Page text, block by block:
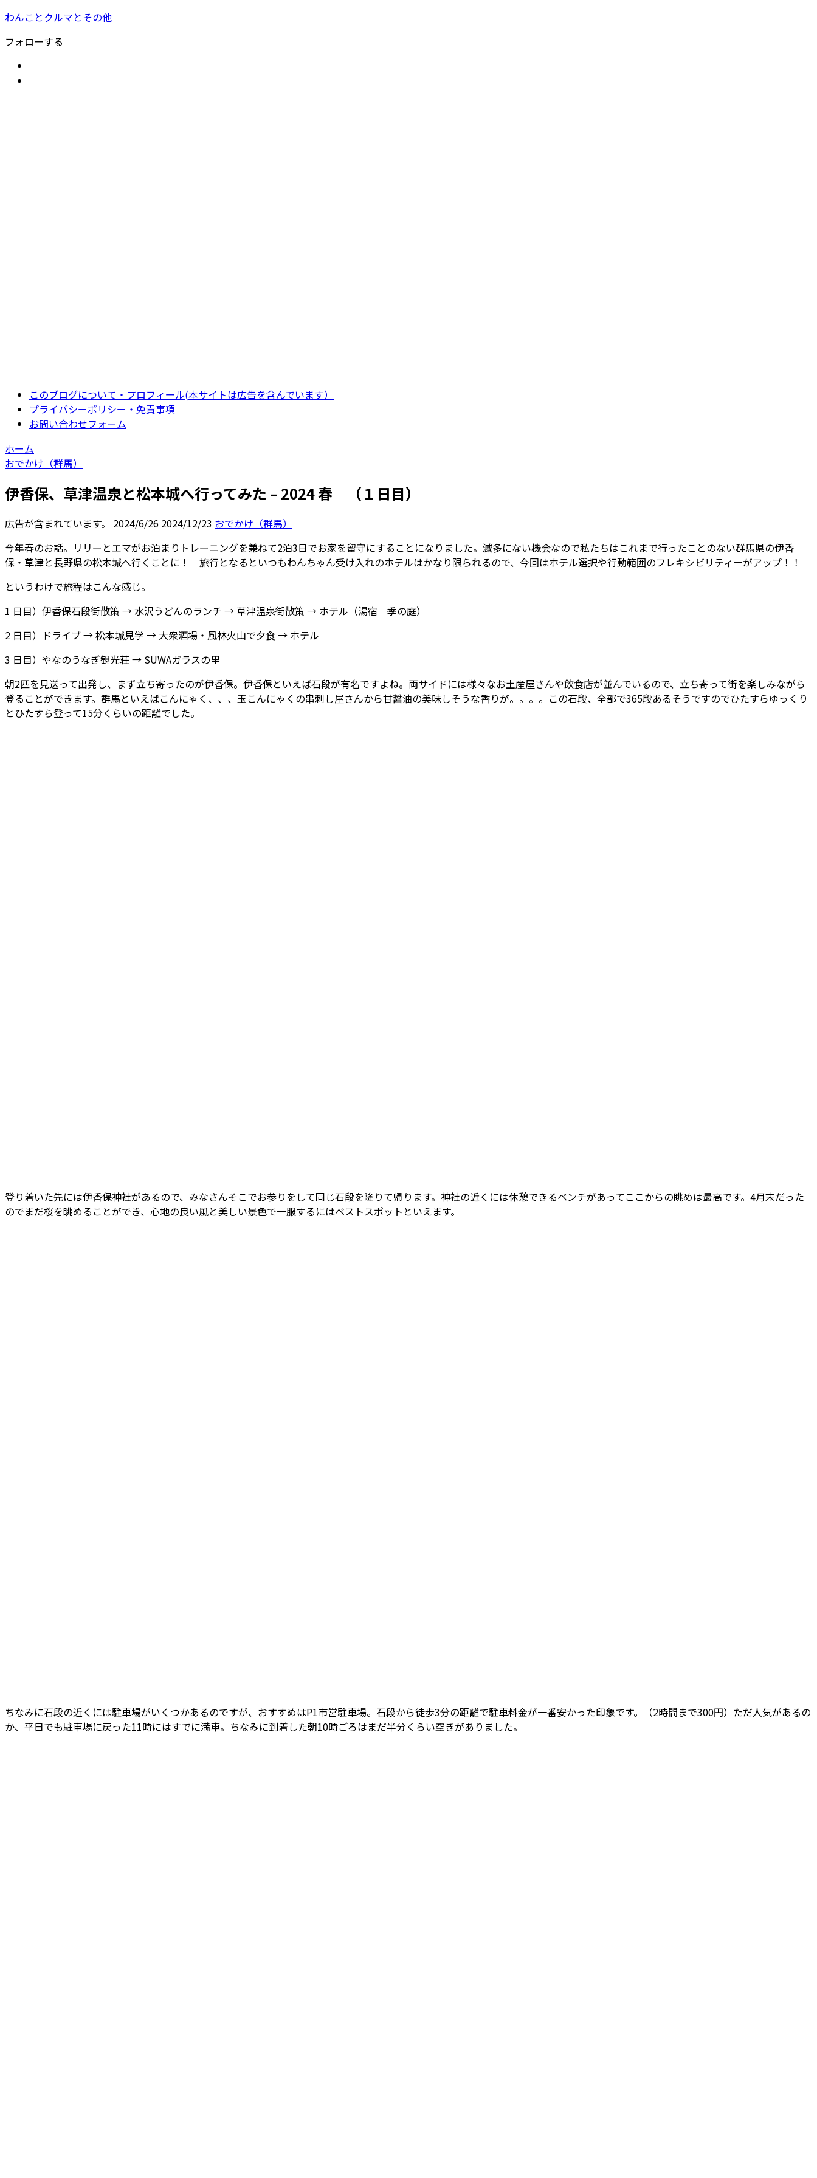
わんことクルマとその他
フォローする
このブログについて・プロフィール(本サイトは広告を含んでいます）
プライバシーポリシー・免責事項
お問い合わせフォーム
ホーム
おでかけ（群馬）
伊香保、草津温泉と松本城へ行ってみた – 2024 春 （１日目）
広告が含まれています。 2024/6/26 2024/12/23 おでかけ（群馬）
今年春のお話。リリーとエマがお泊まりトレーニングを兼ねて2泊3日でお家を留守にすることになりました。滅多にない機会なので私たちはこれまで行ったことのない群馬県の伊香
保・草津と長野県の松本城へ行くことに！ 旅行となるといつもわんちゃん受け入れのホテルはかなり限られるので、今回はホテル選択や行動範囲のフレキシビリティーがアップ！！
というわけで旅程はこんな感じ。
1 日目）伊香保石段街散策 → 水沢うどんのランチ → 草津温泉街散策 → ホテル（湯宿 季の庭）
2 日目）ドライブ → 松本城見学 → 大衆酒場・風林火山で夕食 → ホテル
3 日目）やなのうなぎ観光荘 → SUWAガラスの里
朝2匹を見送って出発し、まず立ち寄ったのが伊香保。伊香保といえば石段が有名ですよね。両サイドには様々なお土産屋さんや飲食店が並んでいるので、立ち寄って街を楽しみながら
登ることができます。群馬といえばこんにゃく、、、玉こんにゃくの串刺し屋さんから甘醤油の美味しそうな香りが。。。。この石段、全部で365段あるそうですのでひたすらゆっくり
とひたすら登って15分くらいの距離でした。
登り着いた先には伊香保神社があるので、みなさんそこでお参りをして同じ石段を降りて帰ります。神社の近くには休憩できるベンチがあってここからの眺めは最高です。4月末だった
のでまだ桜を眺めることができ、心地の良い風と美しい景色で一服するにはベストスポットといえます。
ちなみに石段の近くには駐車場がいくつかあるのですが、おすすめはP1市営駐車場。石段から徒歩3分の距離で駐車料金が一番安かった印象です。（2時間まで300円）ただ人気があるの
か、平日でも駐車場に戻った11時にはすでに満車。ちなみに到着した朝10時ごろはまだ半分くらい空きがありました。